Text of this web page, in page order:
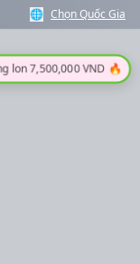
🌐 Chọn Quốc Gia